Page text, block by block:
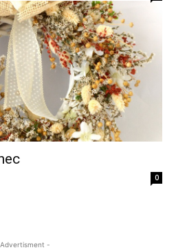
0
-